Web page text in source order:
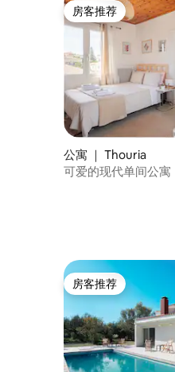
房客推荐
房客推荐
公寓 ｜ Thouria
可爱的现代单间公寓
房客推荐
房客推荐